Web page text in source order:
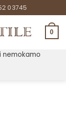
03745
0